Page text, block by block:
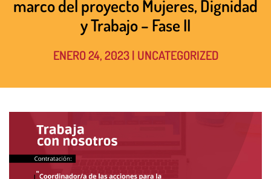
marco del proyecto Mujeres, Dignidad
y Trabajo – Fase II
ENERO 24, 2023| UNCATEGORIZED